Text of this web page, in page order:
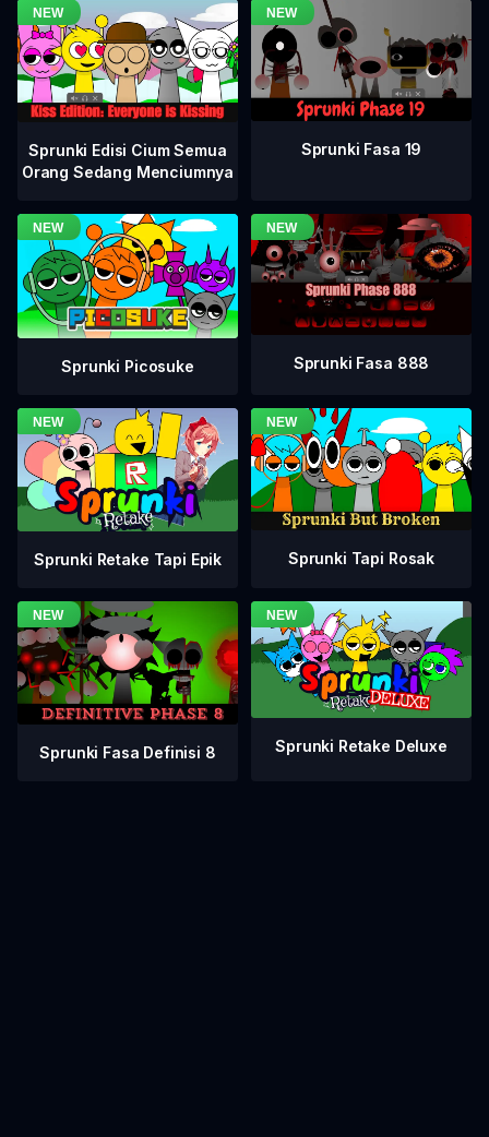
Sprunki Edisi Cium Semua
Orang Sedang Menciumnya
Sprunki Fasa 19
Sprunki Picosuke Sprunki Fasa 888
Sprunki Retake Tapi Epik Sprunki Tapi Rosak
Sprunki Fasa Definisi 8 Sprunki Retake Deluxe